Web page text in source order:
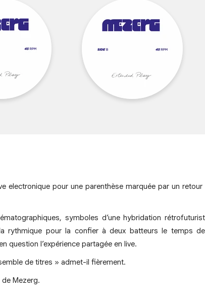
electronique pour une parenthèse marquée par un retour
symboles d’une hybridation
rythmique pour la confier à deux batteurs le temps
question l’expérience partagée en live.
de titres » admet-il fièrement.
Mezerg.